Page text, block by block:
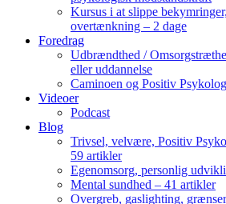
Kursus i at slippe
overtænkning – 2 dage
Foredrag
Udbrændthed /
eller uddannelse
Caminoen og Positiv
Videoer
Podcast
Blog
Trivsel, velvære, Positiv
59 artikler
Egenomsorg, personlig
Mental sundhed – 41 artikler
Overgreb, gaslighting,